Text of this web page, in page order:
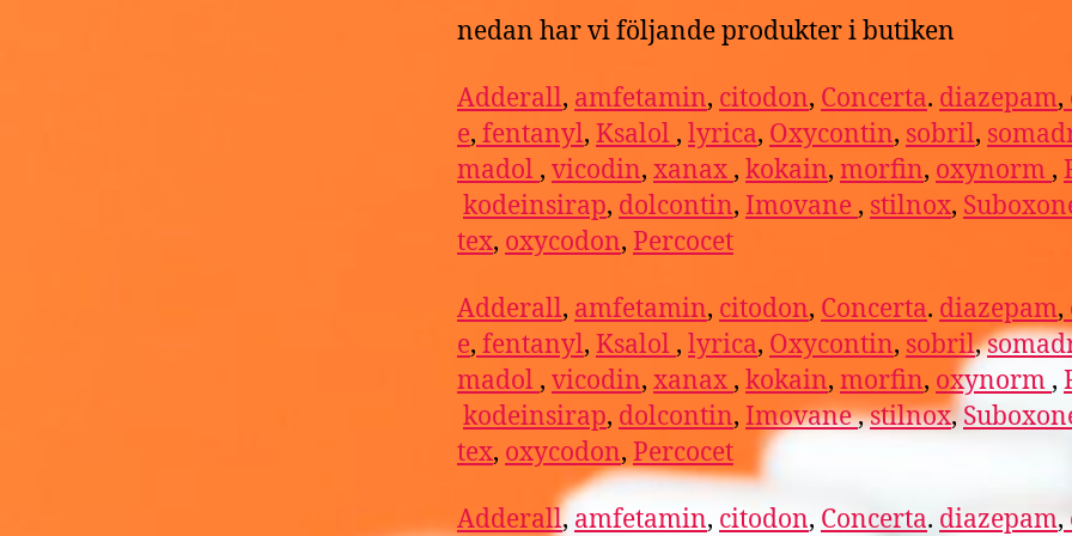
nedan har vi följande produkter i butiken
Adderall, amfetamin, citodon, Concerta. diazepam,
e, fentanyl, Ksalol , lyrica, Oxycontin, sobril,
madol , vicodin, xanax , kokain, morfin, oxynorm ,
kodeinsirap, dolcontin, Imovane , stilnox,
tex, oxycodon, Percocet
Adderall, amfetamin, citodon, Concerta. diazepam,
e, fentanyl, Ksalol , lyrica, Oxycontin, sobril,
madol , vicodin, xanax , kokain, morfin, oxynorm ,
kodeinsirap, dolcontin, Imovane,stilnox,
tex, oxycodon, Percocet
Adderall, amfetamin, citodon, Concerta. diazepam,